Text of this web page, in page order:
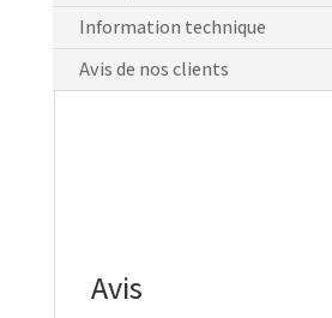
Information technique
Avis de nos clients
Avis